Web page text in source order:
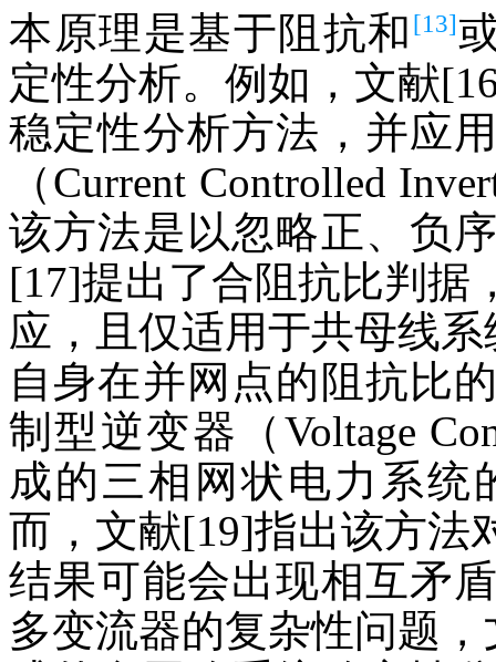
本原理是基于阻抗和 [13]
定性分析。例如，文献
稳定性分析方法，并应
（Current Controlled
该方法是以忽略正、负
[17]提出了合阻抗比判据
应，且仅适用于共母线
自身在并网点的阻抗比
制型逆变器（Voltage
成的三相网状电力系统
而，文献[19]指出该方法
结果可能会出现相互矛
多变流器的复杂性问题